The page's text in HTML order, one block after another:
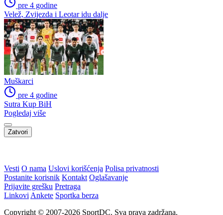
pre 4 godine
Velež, Zvijezda i Leotar idu dalje
Muškarci
pre 4 godine
Sutra Kup BiH
Pogledaj više
Zatvori
Vesti O nama Uslovi korišćenja Polisa privatnosti
Postanite korisnik Kontakt Oglašavanje
Prijavite grešku Pretraga
Linkovi Ankete Sportka berza
Copyright © 2007-2026 SportDC. Sva prava zadržana.